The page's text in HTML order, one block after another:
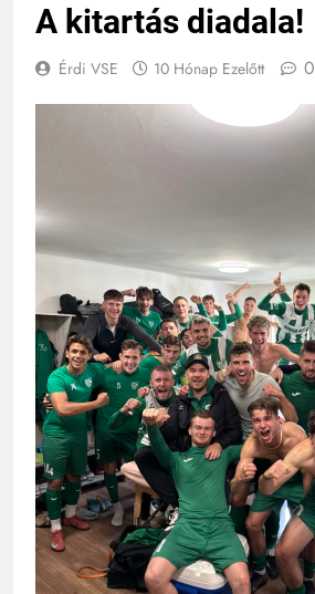
A kitartás diadala!
Érdi VSE 10 Hónap Ezelőtt 0